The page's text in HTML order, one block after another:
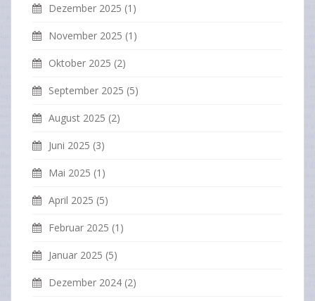
Dezember 2025 (1)
November 2025 (1)
Oktober 2025 (2)
September 2025 (5)
August 2025 (2)
Juni 2025 (3)
Mai 2025 (1)
April 2025 (5)
Februar 2025 (1)
Januar 2025 (5)
Dezember 2024 (2)